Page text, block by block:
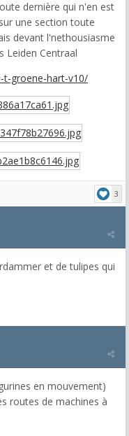
dernière qui n'en est
une section toute
devant l'nethousiasme
Leiden Centraal
groene-hart-v10/
3
et de tulipes qui
en mouvement)
routes de machines à